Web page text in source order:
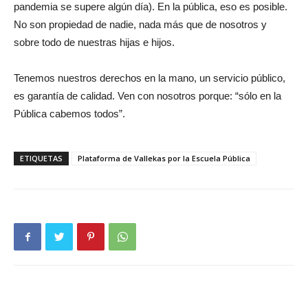
pandemia se supere algún día). En la pública, eso es posible.
No son propiedad de nadie, nada más que de nosotros y
sobre todo de nuestras hijas e hijos.
Tenemos nuestros derechos en la mano, un servicio público,
es garantía de calidad. Ven con nosotros porque: “sólo en la
Pública cabemos todos”.
ETIQUETAS Plataforma de Vallekas por la Escuela Pública